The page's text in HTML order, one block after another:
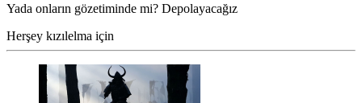
Yada onların gözetiminde mi? Depolayacağız
Herşey kızılelma için